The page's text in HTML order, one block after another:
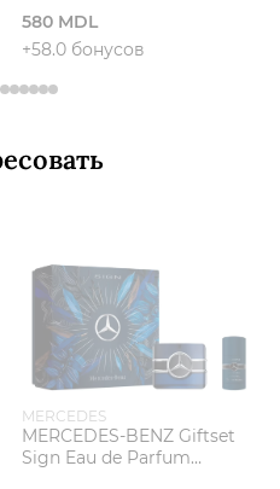
580 MDL
+58.0 бонусов
MERCEDES
MERCEDES-BENZ Giftset
Sign Eau de Parfum